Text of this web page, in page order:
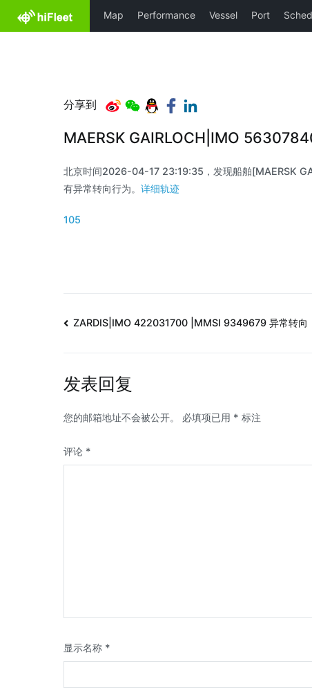
分享到
MAERSK GAIRLOCH|IMO
北京时间2026-04-17 23:19:35，发现船舶[MAERSK
有异常转向行为。 详细轨迹
105
ZARDIS|IMO 422031700 |MMSI 9349679 异常转向
发表回复
您的邮箱地址不会被公开。 必填项已用 * 标注
评论 *
显示名称 *